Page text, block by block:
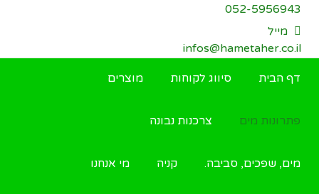
052-5956943
מייל
infos@hametaher.co.il
דף הבית סיווג לקוחות מוצרים
פתרונות מים צרכנות נבונה
מים, שפכים, סביבה. קניה מי אנחנו